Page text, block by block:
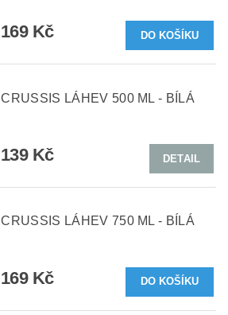
169 Kč
CRUSSIS LÁHEV 500 ML - BÍLÁ
139 Kč DETAIL
CRUSSIS LÁHEV 750 ML - BÍLÁ
169 Kč